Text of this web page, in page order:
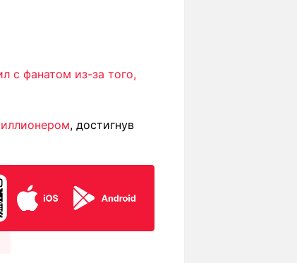
с фанатом из-за того,
, достигнув